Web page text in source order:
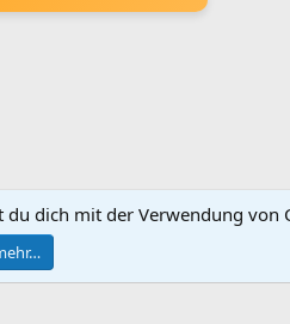
aufnehmen Bedingungen und
XenForo Ltd.
dich mit der Verwendung von